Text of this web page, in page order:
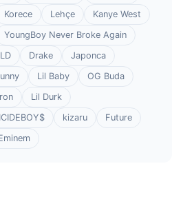
Korece Lehçe
Kanye West
YoungBoy Never Broke Again
Drake
Japonca
Lil Baby
OG Buda
Lil Durk
kizaru
Future